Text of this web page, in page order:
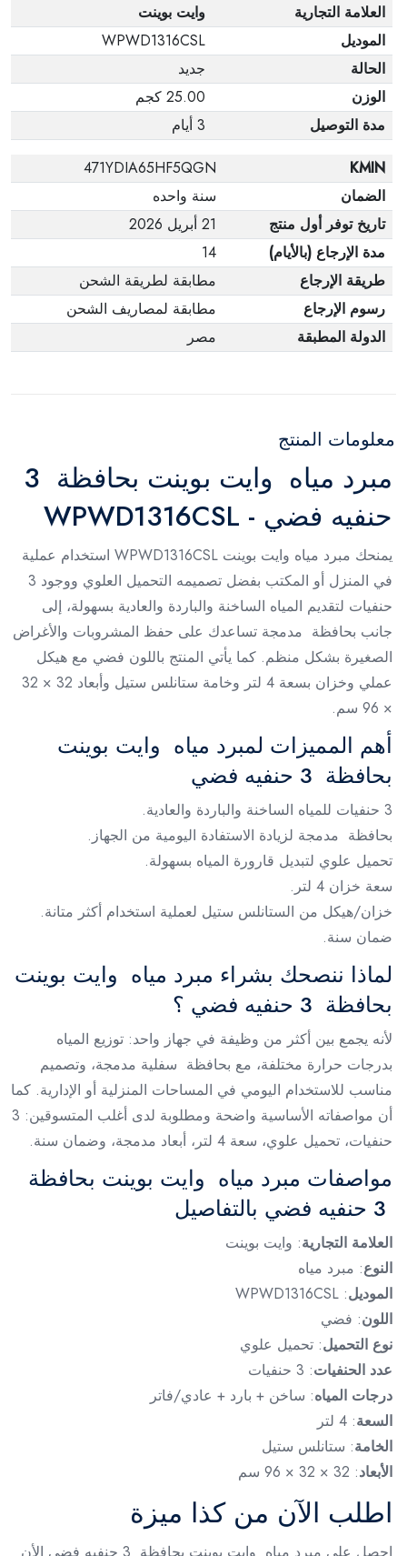
العلامة التجارية
وايت بوينت
الموديل
WPWD1316CSL
الحالة
جديد
الوزن
25.00 كجم
مدة التوصيل
3 أيام
KMIN
471YDIA65HF5QGN
الضمان
سنة واحده
تاريخ توفر أول منتج
21 أبريل 2026
مدة الإرجاع (بالأيام)
14
طريقة الإرجاع
مطابقة لطريقة الشحن
رسوم الإرجاع
مطابقة لمصاريف الشحن
الدولة المطبقة
مصر
معلومات المنتج
مبرد مياه وايت بوينت بحافظة 3
حنفيه فضي - WPWD1316CSL
يمنحك مبرد مياه وايت بوينت WPWD1316CSL استخدام عملية
في المنزل أو المكتب بفضل تصميمه التحميل العلوي ووجود 3
حنفيات لتقديم المياه الساخنة والباردة والعادية بسهولة، إلى
جانب بحافظة مدمجة تساعدك على حفظ المشروبات والأغراض
الصغيرة بشكل منظم. كما يأتي المنتج باللون فضي مع هيكل
عملي وخزان بسعة 4 لتر وخامة ستانلس ستيل وأبعاد 32 × 32
× 96 سم.
أهم المميزات لمبرد مياه وايت بوينت
بحافظة 3 حنفيه فضي
3 حنفيات للمياه الساخنة والباردة والعادية.
بحافظة مدمجة لزيادة الاستفادة اليومية من الجهاز.
تحميل علوي لتبديل قارورة المياه بسهولة.
سعة خزان 4 لتر.
خزان/هيكل من الستانلس ستيل لعملية استخدام أكثر متانة.
ضمان سنة.
لماذا ننصحك بشراء مبرد مياه وايت بوينت
بحافظة 3 حنفيه فضي ؟
لأنه يجمع بين أكثر من وظيفة في جهاز واحد: توزيع المياه
بدرجات حرارة مختلفة، مع بحافظة سفلية مدمجة، وتصميم
مناسب للاستخدام اليومي في المساحات المنزلية أو الإدارية. كما
أن مواصفاته الأساسية واضحة ومطلوبة لدى أغلب المتسوقين: 3
حنفيات، تحميل علوي، سعة 4 لتر، أبعاد مدمجة، وضمان سنة.
مواصفات مبرد مياه وايت بوينت بحافظة
العلامة التجارية: وايت بوينت
النوع: مبرد مياه
الموديل: WPWD1316CSL
اللون: فضي
نوع التحميل: تحميل علوي
عدد الحنفيات: 3 حنفيات
درجات المياه: ساخن + بارد + عادي/فاتر
السعة: 4 لتر
الخامة: ستانلس ستيل
الأبعاد: 32 × 32 × 96 سم
اطلب الآن من كذا ميزة
احصل على مبرد مياه وايت بوينت بحافظة 3 حنفيه فضي الأن